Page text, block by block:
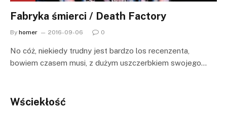
Fabryka śmierci / Death Factory
By homer 2016-09-06 0
No cóż, niekiedy trudny jest bardzo los recenzenta,
bowiem czasem musi, z dużym uszczerbkiem swojego…
Wściekłość